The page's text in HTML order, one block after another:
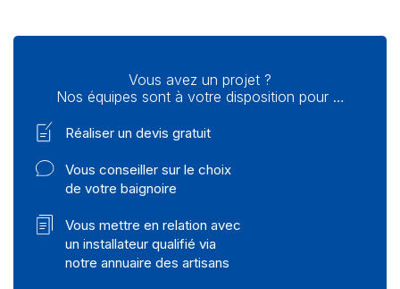
Vous avez un projet ?
Nos équipes sont à votre disposition pour …
Réaliser un devis gratuit
Vous conseiller sur le choix
de votre baignoire
Vous mettre en relation avec
un installateur qualifié via
notre annuaire des artisans